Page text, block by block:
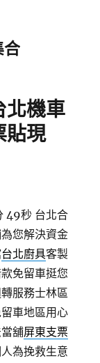
合
北機車
貼現
49秒 台北合
您解決資金
台北廚具客製
免留車挺您
服務士林區
車地區用心
舖屏東支票
為挽救生意